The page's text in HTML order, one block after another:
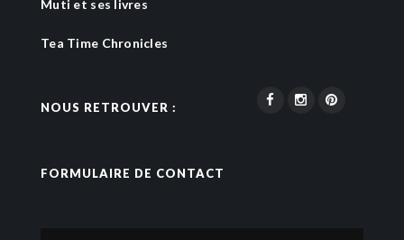
Muti et ses livres
Tea Time Chronicles
NOUS RETROUVER :
FORMULAIRE DE CONTACT